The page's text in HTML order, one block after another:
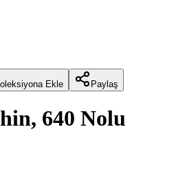
Ekle Paylaş
640 Nolu